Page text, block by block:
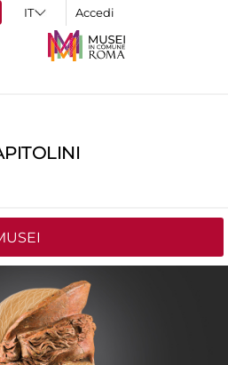
Accedi